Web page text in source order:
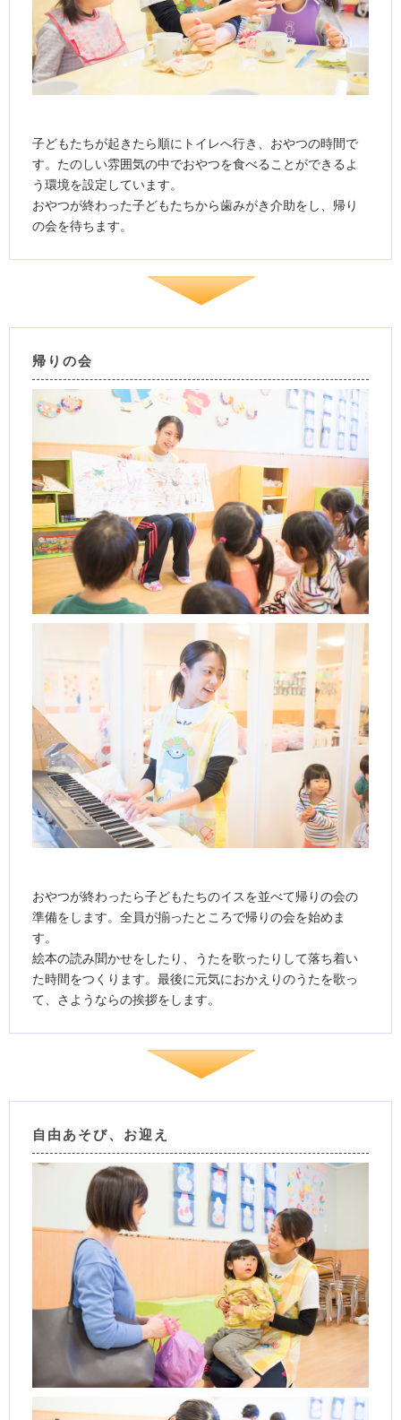
子どもたちが起きたら順にトイレへ行き、おやつの時間で
す。たのしい雰囲気の中でおやつを食べることができるよ
う環境を設定しています。
おやつが終わった子どもたちから歯みがき介助をし、帰り
の会を待ちます。
帰りの会
おやつが終わったら子どもたちのイスを並べて帰りの会の
準備をします。全員が揃ったところで帰りの会を始めま
す。
絵本の読み聞かせをしたり、うたを歌ったりして落ち着い
た時間をつくります。最後に元気におかえりのうたを歌っ
て、さようならの挨拶をします。
自由あそび、お迎え